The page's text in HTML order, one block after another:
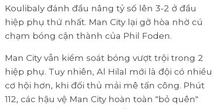
Koulibaly đánh đầu nâng tỷ số lên 3-2 ở đầu
hiệp phụ thứ nhất. Man City lại gỡ hòa nhờ cú
chạm bóng cận thành của Phil Foden.
Man City vẫn kiểm soát bóng vượt trội trong 2
hiệp phụ. Tuy nhiên, Al Hilal mới là đội có nhiều
cơ hội hơn, khi đối thủ mải mê tấn công. Phút
112, các hậu vệ Man City hoàn toàn "bỏ quên"